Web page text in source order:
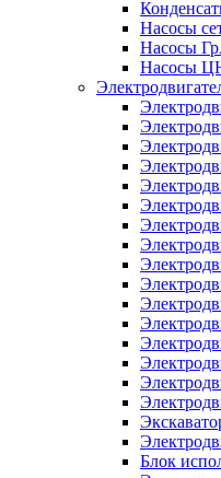
Насосы
Насосы
Насосы
Блок